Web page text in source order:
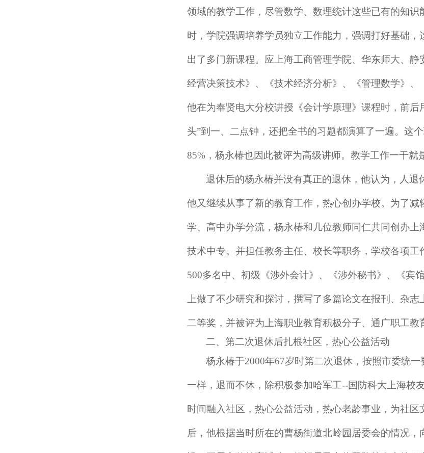
领域的教学工作，尽管数学、数理统计这些已有的知
时，学院强调培养学员独立工作能力，强调打好基础
出了多门新课程。应上海工商管理学院、华东师大、
经营决策技术》、《技术经济分析》、《管理数学》、
他在为奉贤电大分校讲授《会计学原理》课程时，前
头”到一、二点钟，还把全书的习题都演算了一遍。这
85%，杨永椿也因此被评为高级讲师。教学工作一干就
退休后的杨永椿并没有真正的退休，他认为，人退
他又继续从事了新的教育工作，热心创办学校。为了减
学、高中办学分流，杨永椿和几位教师同仁共同创办
技术中专。并担任教务主任、校长等职务，学校各项
500多名中、初级《涉外会计》、《涉外秘书》、《宾
上做了不少研究和探讨，撰写了多篇论文在报刊、杂
二等奖，并被评为上海职业教育积极分子、通广职工教
二、第二次退休后扎根社区，热心公益活动
杨永椿于2000年67岁时第二次退休，按照市委统
一样，退而不休，除积极参加哈军工--国防科大上海校
时间融入社区，热心公益活动，热心老龄事业，为社
后，他根据当时所在的曹杨街道北岭园居委会的情况